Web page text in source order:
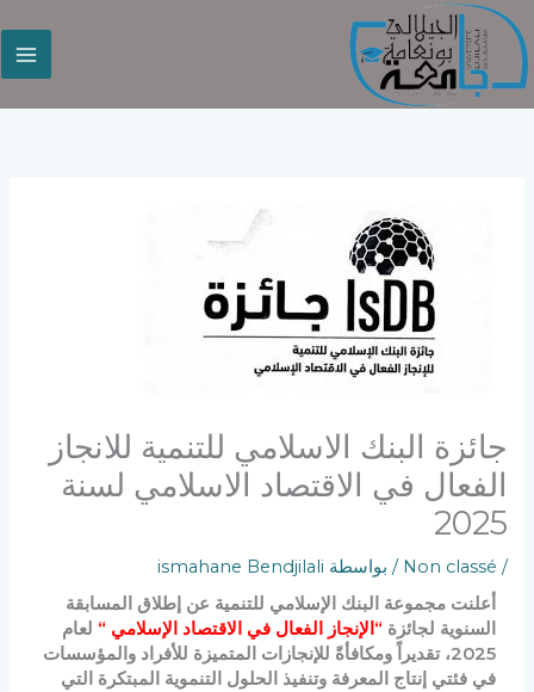
تخطي
إلى
المحتوى
جائزة البنك الاسلامي للتنمية للانجاز
الفعال في الاقتصاد الاسلامي لسنة
2025
/
Non classé / بواسطة ismahane Bendjilali
أعلنت مجموعة البنك الإسلامي للتنمية عن إطلاق المسابقة
السنوية لجائزة “الإنجاز الفعال في الاقتصاد الإسلامي “ لعام
2025، تقديراً ومكافأةً للإنجازات المتميزة للأفراد والمؤسسات
في فئتي إنتاج المعرفة وتنفيذ الحلول التنموية المبتكرة التي